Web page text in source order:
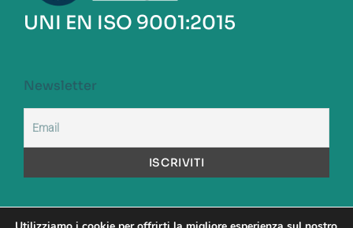
UNI EN ISO 9001:2015
Newsletter